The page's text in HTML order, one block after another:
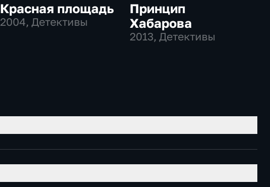
Красная площадь
2004, Детективы
Принцип
Хабарова
2013, Детективы